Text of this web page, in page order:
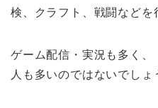
検、クラフト、戦闘などを
ゲーム配信・実況も多く、
人も多いのではないでしょ